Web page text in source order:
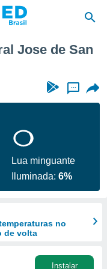
Jose de San
...
Lua minguante
Iluminada:6%
no
de volta
Instalar